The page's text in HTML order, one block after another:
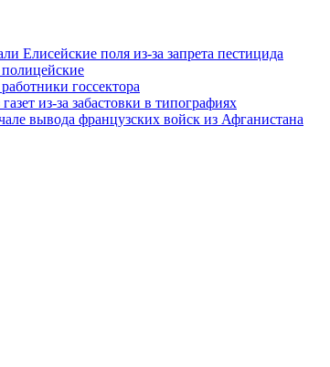
Елисейские поля из-за запрета пестицида
госсектора
из-за забастовки в типографиях
вывода французских войск из Афганистана